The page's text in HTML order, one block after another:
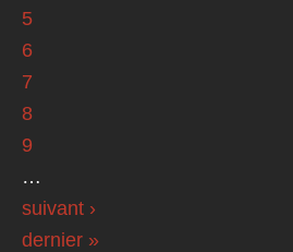
5
6
7
8
9
…
suivant ›
dernier »